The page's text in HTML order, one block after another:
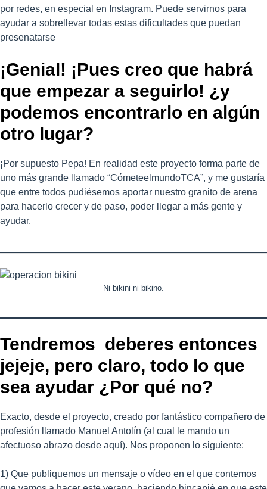
por redes, en especial en Instagram. Puede servirnos para
ayudar a sobrellevar todas estas dificultades que puedan
presenatarse
¡Genial! ¡Pues creo que habrá
que empezar a seguirlo! ¿y
podemos encontrarlo en algún
otro lugar?
¡Por supuesto Pepa! En realidad este proyecto forma parte de
uno más grande llamado “CómeteelmundoTCA”, y me gustaría
que entre todos pudiésemos aportar nuestro granito de arena
para hacerlo crecer y de paso, poder llegar a más gente y
ayudar.
Ni bikini ni bikino.
Tendremos deberes entonces
jejeje, pero claro, todo lo que
sea ayudar ¿Por qué no?
Exacto, desde el proyecto, creado por fantástico compañero de
profesión llamado Manuel Antolín (al cual le mando un
afectuoso abrazo desde aquí). Nos proponen lo siguiente:
1) Que publiquemos un mensaje o vídeo en el que contemos